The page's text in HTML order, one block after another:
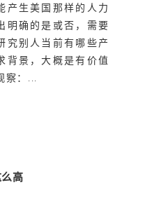
产生美国那样的人力
明确的是或否，需要
究别人当前有哪些产
背景，大概是有价值
察：...
高